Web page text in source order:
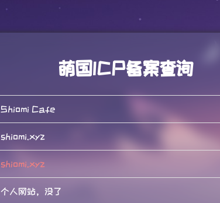
萌国ICP备案查询
Shiomi Cafe
shiomi.xyz
shiomi.xyz
个人网站，没了